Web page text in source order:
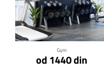
Gym
od 1440 din
Klikni za detalje